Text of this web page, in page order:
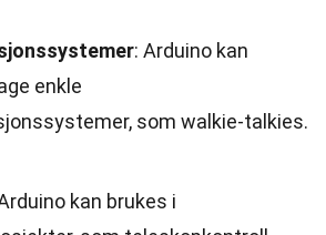
: Arduino kan
enkle
som walkie-talkies.
kan brukes i